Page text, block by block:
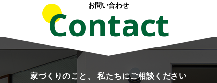
お問い合わせ
Contact
家づくりのこと、 私たちにご相談ください